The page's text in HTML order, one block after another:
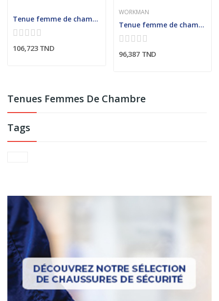
Tenues Femmes De Chambre
Tags
Tenue femme de chambre col claudine contrasté
106,723 TND
WORKMAN
Tenue femme de chambre avec col chemisier
96,387 TND